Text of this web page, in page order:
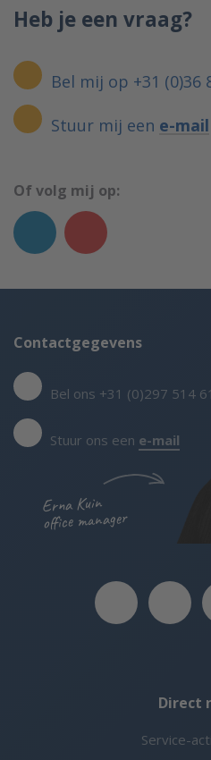
Heb je een vraag?
Bel mij op +31 (0)36
Stuur mij een e-mail
Of volg mij op:
Erna Kuin
office manager
Contactgegevens
Bel ons +31 (0)297 514
Stuur ons een e-mail
Direct
Service-